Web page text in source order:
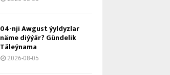
04-nji Awgust ýyldyzlar
näme diýýär? Gündelik
Täleýnama
2026-08-05